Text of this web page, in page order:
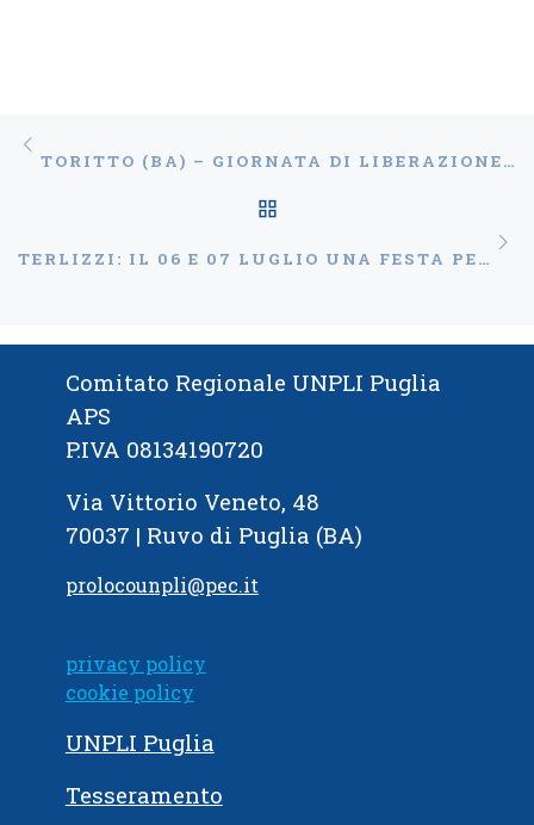
Navigazione articoli
Articolo precedente TORITTO (BA) – GIORNATA DI LIBERAZIONE DEGLI ANIMALI SELVATICI
TERLIZZI: IL 06 E 07 LUGLIO UNA FESTA PER IL FIORONE “MINGO TAURO”
Comitato Regionale UNPLI Puglia
APS
P.IVA 08134190720
Via Vittorio Veneto, 48
70037 | Ruvo di Puglia (BA)
prolocounpli@pec.it
privacy policy
cookie policy
UNPLI Puglia
Tesseramento